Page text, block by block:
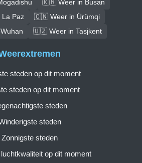
🇰🇷 Weer in Busan
Paz
🇨🇳 Weer in Ürümqi
🇺🇿 Weer in Tasjkent
steden op dit moment
steden op dit moment
steden
steden
Zonnigste steden
op dit moment